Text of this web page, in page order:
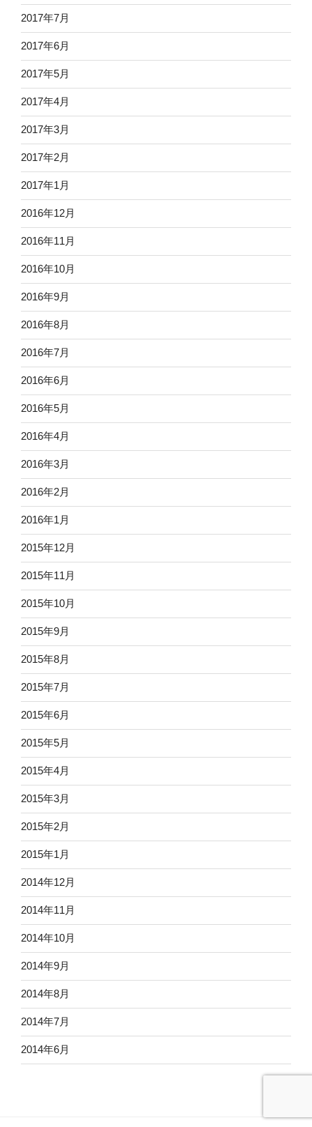
2017年7月
2017年6月
2017年5月
2017年4月
2017年3月
2017年2月
2017年1月
2016年12月
2016年11月
2016年10月
2016年9月
2016年8月
2016年7月
2016年6月
2016年5月
2016年4月
2016年3月
2016年2月
2016年1月
2015年12月
2015年11月
2015年10月
2015年9月
2015年8月
2015年7月
2015年6月
2015年5月
2015年4月
2015年3月
2015年2月
2015年1月
2014年12月
2014年11月
2014年10月
2014年9月
2014年8月
2014年7月
2014年6月